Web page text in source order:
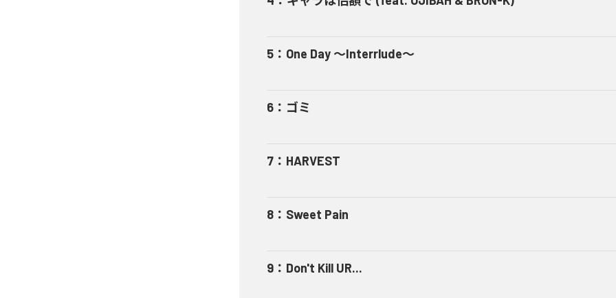
5 ： One Day ～Interrlude～
6 ： ゴミ
7 ： HARVEST
8 ： Sweet Pain
9 ： Don't Kill UR...